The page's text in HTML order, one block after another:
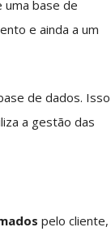
uma base de
e ainda a um
de dados. Isso
a gestão das
pelo cliente,